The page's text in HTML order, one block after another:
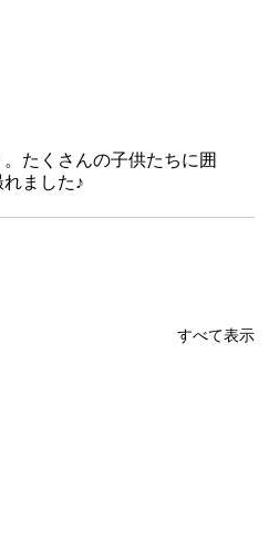
たくさんの子供たちに囲
ました♪
すべて表示